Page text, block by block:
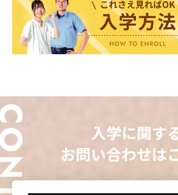
入学に関す
お問い合わせは